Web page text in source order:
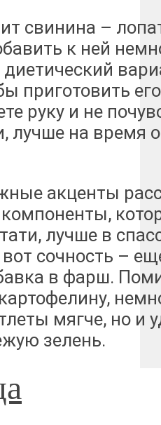
свинина –
к ней
приготовить
руку и не
лучше на время
акценты
лучше в
вот сочность –
в фарш.
мягче, но и
зелень.